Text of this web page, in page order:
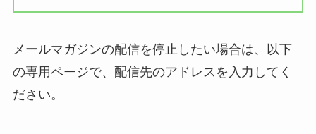
メールマガジンの配信を停止したい場合は、以下
の専用ページで、配信先のアドレスを入力してく
ださい。